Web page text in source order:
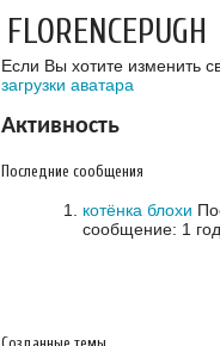
FLORENCEPUGH
Если Вы хотите изменить
загрузки аватара
Активность
Последние сообщения
котёнка блохи
сообщение: 1